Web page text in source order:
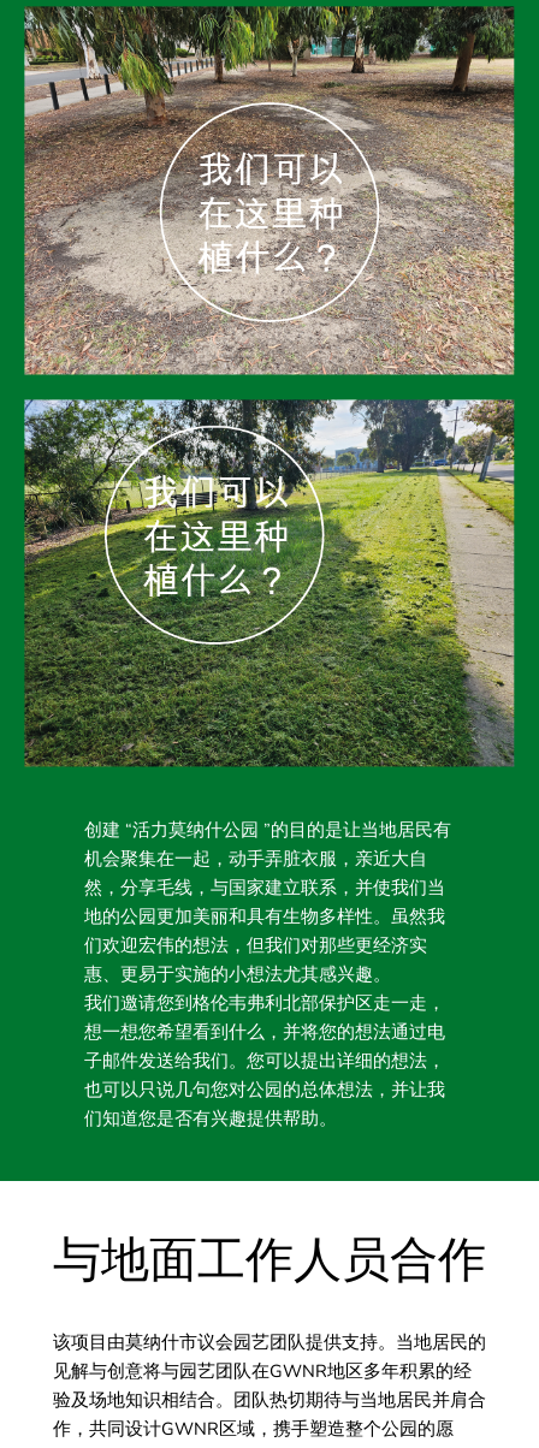
创建 “活力莫纳什公园 ”的目的是让当地居民有
机会聚集在一起，动手弄脏衣服，亲近大自
然，分享毛线，与国家建立联系，并使我们当
地的公园更加美丽和具有生物多样性。虽然我
们欢迎宏伟的想法，但我们对那些更经济实
惠、更易于实施的小想法尤其感兴趣。
我们邀请您到格伦韦弗利北部保护区走一走，
想一想您希望看到什么，并将您的想法通过电
子邮件发送给我们。您可以提出详细的想法，
也可以只说几句您对公园的总体想法，并让我
们知道您是否有兴趣提供帮助。
与地面工作人员合作
该项目由莫纳什市议会园艺团队提供支持。当地居民的
见解与创意将与园艺团队在GWNR地区多年积累的经
验及场地知识相结合。团队热切期待与当地居民并肩合
作，共同设计GWNR区域，携手塑造整个公园的愿